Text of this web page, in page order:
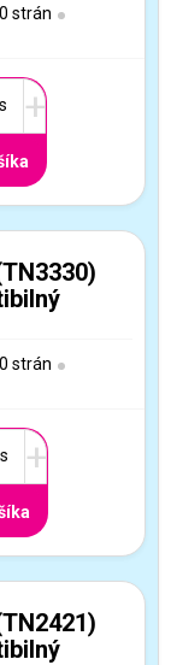
strán
+
strán
+